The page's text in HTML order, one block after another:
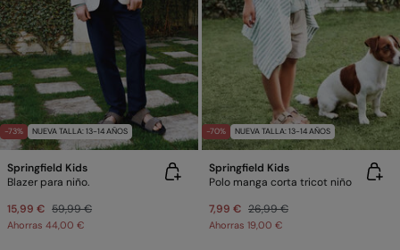
-73% NUEVA TALLA: 13-14 AÑOS
Springfield Kids
Blazer para niño.
15,99 € 59,99 €
Ahorras 44,00 €
-70% NUEVA TALLA: 13-14 AÑOS
Springfield Kids
Polo manga corta tricot niño
7,99 € 26,99 €
Ahorras 19,00 €